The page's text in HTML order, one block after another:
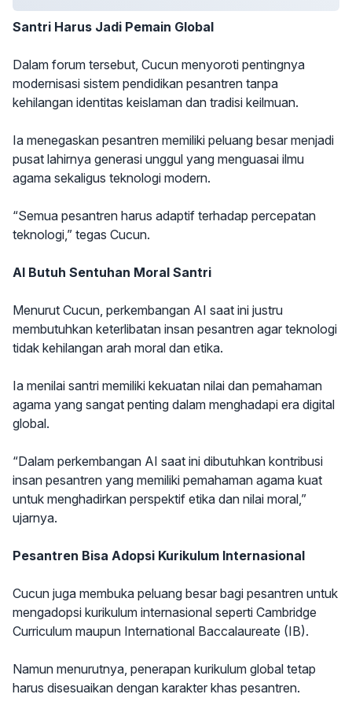
Santri Harus Jadi Pemain Global
Dalam forum tersebut, Cucun menyoroti pentingnya
modernisasi sistem pendidikan pesantren tanpa
kehilangan identitas keislaman dan tradisi keilmuan.
Ia menegaskan pesantren memiliki peluang besar menjadi
pusat lahirnya generasi unggul yang menguasai ilmu
agama sekaligus teknologi modern.
“Semua pesantren harus adaptif terhadap percepatan
teknologi,” tegas Cucun.
AI Butuh Sentuhan Moral Santri
Menurut Cucun, perkembangan AI saat ini justru
membutuhkan keterlibatan insan pesantren agar teknologi
tidak kehilangan arah moral dan etika.
Ia menilai santri memiliki kekuatan nilai dan pemahaman
agama yang sangat penting dalam menghadapi era digital
global.
“Dalam perkembangan AI saat ini dibutuhkan kontribusi
insan pesantren yang memiliki pemahaman agama kuat
untuk menghadirkan perspektif etika dan nilai moral,”
ujarnya.
Pesantren Bisa Adopsi Kurikulum Internasional
Cucun juga membuka peluang besar bagi pesantren untuk
mengadopsi kurikulum internasional seperti Cambridge
Curriculum maupun International Baccalaureate (IB).
Namun menurutnya, penerapan kurikulum global tetap
harus disesuaikan dengan karakter khas pesantren.